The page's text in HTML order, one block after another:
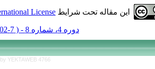
این مقاله تحت شرایط License
دوره 4، شماره 8 - ( 7-1402 )
YEKTAWEB 4766